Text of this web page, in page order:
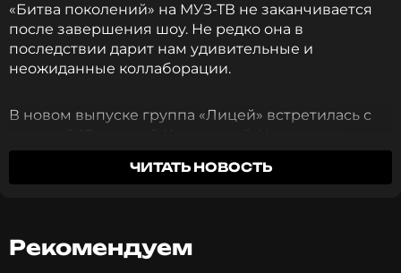
«Битва поколений» на МУЗ-ТВ не заканчивается
после завершения шоу. Не редко она в
последствии дарит нам удивительные и
неожиданные коллаборации.
В новом выпуске группа «Лицей» встретилась с
исполнитель Хабиб отметил, что выступать
против коллектива сольно очень трудно. Он
«По-моему, у нас была ничья и дружба. Круто, что
ЧИТАТЬ НОВОСТЬ
Рекомендуем